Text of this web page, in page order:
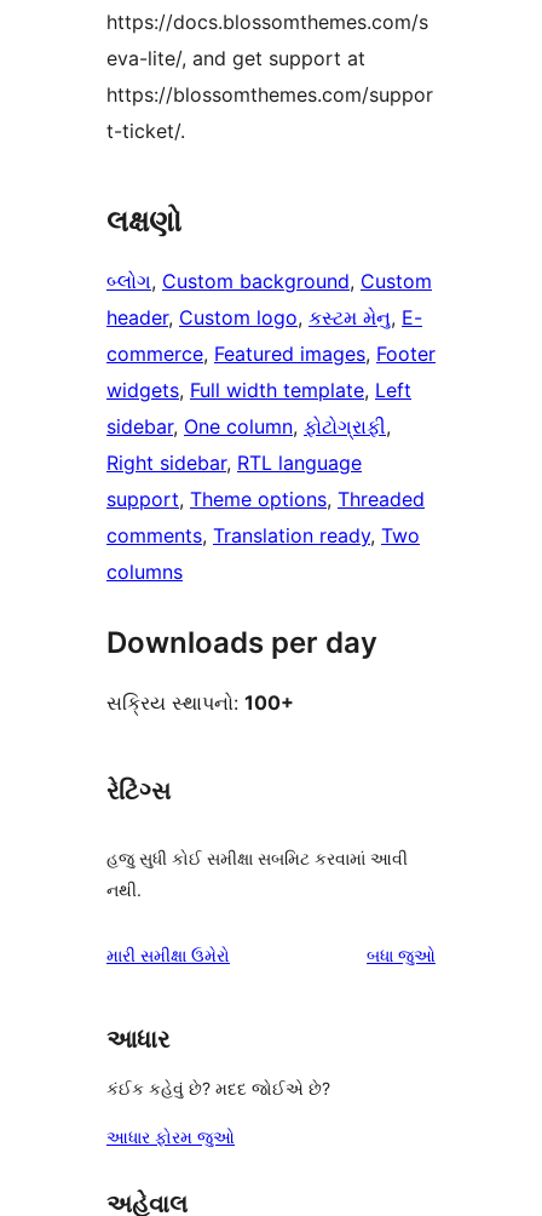
https://docs.blossomthemes.com/s
eva-lite/, and get support at
https://blossomthemes.com/suppor
t-ticket/.
લક્ષણો
બ્લોગ, Custom background, Custom
header, Custom logo, કસ્ટમ મેનુ, E-
commerce, Featured images, Footer
widgets, Full width template, Left
sidebar, One column, ફોટોગ્રાફી
Right sidebar, RTL language
support, Theme options, Threaded
comments, Translation ready, Two
columns
Downloads per day
સક્રિય સ્થાપનો: 100+
રેટિંગ્સ
હજુ સુધી કોઈ સમીક્ષા સબમિટ કરવામાં આવી
નથી.
મારી સમીક્ષા ઉમેરો બધા સમીક્ષાઓ
જુઓ
આધાર
કંઈક કહેવું છે? મદદ જોઈએ છે?
આધાર ફોરમ જુઓ
અહેવાલ